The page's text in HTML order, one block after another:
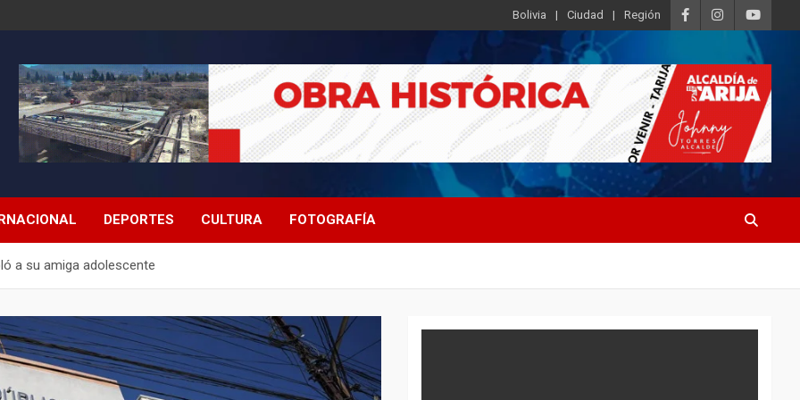
Bolivia Ciudad Región
DEPORTES CULTURA FOTOGRAFÍA
a su amiga adolescente